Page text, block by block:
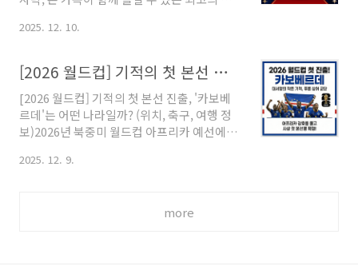
밀 분석: 3인 3색 필승 전략3. 2025년 예능 트
아야 할 숨은 관전 포인트1. 시상식 개요 및
MC 조합의 ..
은 장수 프로그램의 저력과 신규 프로그램의
는데요. 이번 포스팅에서는 2025 SBS 연예대
상의 확정된 방송 일정과 역대급 MC 조합, 그
리고 초미의 관심사인 대상 수상 예측까지 핵
심 정보를 일목요연하게 정리해 드리겠습니
다.목차1. 방송 일정 및 장소 정보 (생중계)2.
후보 TOP 3 심층 분석4. 2025 SBS 예능 프로
2025. 12. 10.
[2026 월드컵] 기적의 첫 본선 진출, '카보베르데'는 어떤 나라일까? (위치, 축구, 여행 정보)
[2026 월드컵] 기적의 첫 본선 진출, '카보베
르데'는 어떤 나라일까? (위치, 축구, 여행 정
보)2026년 북중미 월드컵 아프리카 예선에서
에 불과한 작은 섬나라, 카보베르데(Cape
는 신선한 충격을, 여행가들에게는 새로운 호
2025. 12. 9.
more